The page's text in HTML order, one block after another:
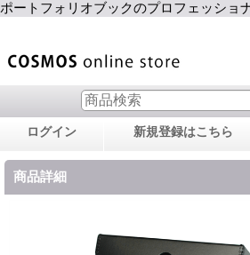
ポートフォリオブックのプロフェッショ
ログイン 新規登録はこちら
商品詳細